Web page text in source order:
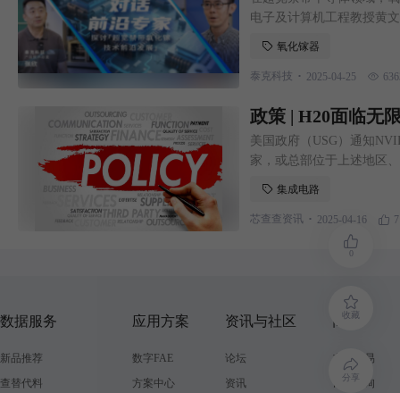
电子及计算机工程教授黄
氧化镓器
泰克科技 . 2025-04-25
政策 | H20面临无
美国政府（USG）通知
家，或总部位于上述地区
集成电路
芯查查资讯 . 2025-04-16 7
0
收藏
分享
数据服务
新品推荐
查替代料
应用方案
数字FAE
方案中心
资讯与社区
论坛
资讯
商城
在线交易
订单查询